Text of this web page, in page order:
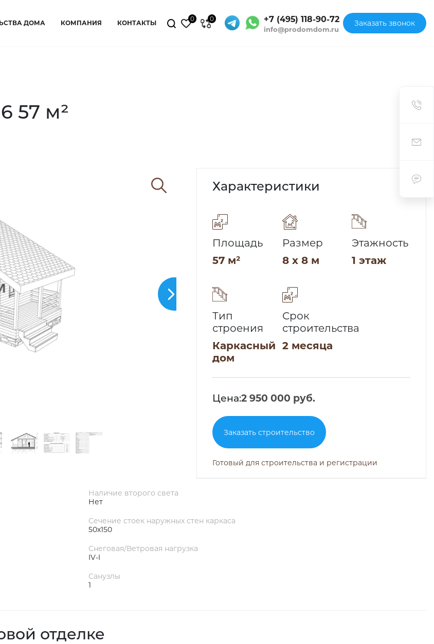
ДОМА КОМПАНИЯ КОНТАКТЫ
0 0 +7 (495) 118-90-72
info@prodomdom.ru
Заказать звонок
57 м²
Характеристики
Площадь
57 м²
Размер
8 x 8 м
Этажность
1 этаж
Тип
строения
Каркасный
дом
Срок
строительства
2 месяца
Цена:2 950 000 руб.
Заказать строительство
Готовый для строительства и регистрации
Наличие второго света
Нет
Сечение стоек наружных стен каркаса
50х150
Снеговая/Ветровая нагрузка
IV-I
Санузлы
1
отделке